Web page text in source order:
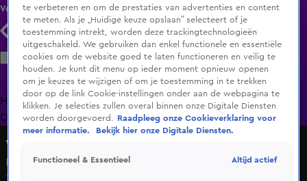
Volg KIJK
Zoeken
HomeUitzending Gemist Programma's De Bondgenoten
OranjezomerLivestreamsShop
Veronica Inside
Peterson op weg naar AEK Athene?
10 dec 2018, 08:40
te verbeteren en om de prestaties van advertenties en content
te meten. Als je „Huidige keuze opslaan” selecteert of je
toestemming intrekt, worden deze trackingtechnologieën
uitgeschakeld. We gebruiken dan enkel functionele en essentiële
cookies om de website goed te laten functioneren en veilig te
houden. Je kunt dit menu op ieder moment opnieuw openen
om je keuzes te wijzigen of om je toestemming in te trekken
door op de link Cookie-instellingen onder aan de webpagina te
klikken. Je selecties zullen overal binnen onze Digitale Diensten
worden doorgevoerd.
Raadpleeg onze Cookieverklaring voor
meer informatie.
Bekijk hier onze Digitale Diensten.
Functioneel & Essentieel Altijd actief